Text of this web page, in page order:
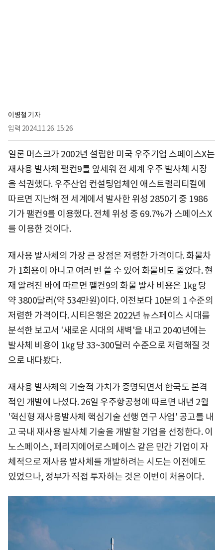
이병철 기자
입력 2024.11.26. 15:26
일론 머스크가 2002년 설립한 미국 우주기업 스페이스X는
재사용 발사체 팰컨9를 앞세워 전 세계 우주 발사체 시장
을 석권했다. 우주산업 컨설팅업체인 애스트랠리티컬에
따르면 지난해 전 세계에서 발사한 위성 2850기 중 1986
기가 팰컨9를 이용했다. 전체 위성 중 69.7%가 스페이스X
를 이용한 것이다.
재사용 발사체의 가장 큰 장점은 저렴한 가격이다. 화물차
가 1회용이 아니고 여러 번 쓸 수 있어 화물비도 줄었다. 현
재 알려진 바에 따르면 팰컨9의 화물 발사 비용은 1㎏ 당
약 3800달러(약 534만원)이다. 이전보다 10분의 1 수준의
저렴한 가격이다. 시티은행은 2022년 뉴스페이스 시대를
분석한 보고서 '새로운 시대의 새벽'을 내고 2040년에는
발사체 비용이 1㎏ 당 33~300달러 수준으로 저렴해질 것
으로 내다봤다.
재사용 발사체의 기술적 가치가 증명되면서 한국도 본격
적인 개발에 나섰다. 26일 우주항공청에 따르면 내년 2월
'혁신형 재사용발사체 핵심기술 선행 연구 사업' 공고를 내
고 국내 재사용 발사체 기술을 개발할 기업을 선정한다. 이
노스페이스, 페리지에어로스페이스 같은 민간 기업이 자
체적으로 재사용 발사체를 개발하려는 시도는 이전에도
있었으나, 정부가 직접 투자하는 것은 이번이 처음이다.